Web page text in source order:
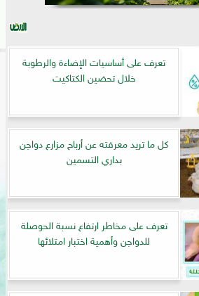
تعرف على أساسيات الإضاءة والرطوبة
خلال تحضين الكتاكيت
كل ما تريد معرفته عن أرباح مزارع دواجن
بداري التسمين
تعرف على مخاطر ارتفاع نسبة الحوصلة
للدواجن وأهمية اختبار امتلائها